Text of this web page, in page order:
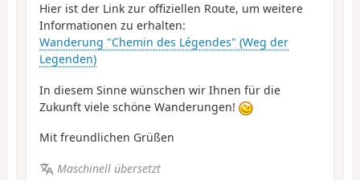
Hier ist der Link zur offiziellen Route, um weitere
Informationen zu erhalten:
Wanderung "Chemin des Légendes" (Weg der
Legenden)
In diesem Sinne wünschen wir Ihnen für die
Zukunft viele schöne Wanderungen!
Mit freundlichen Grüßen
Maschinell übersetzt